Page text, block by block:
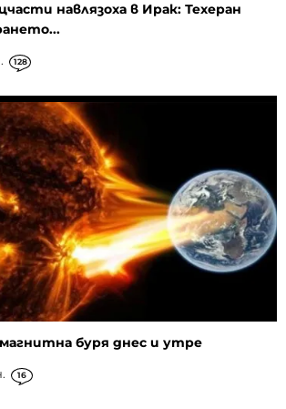
навлязоха в Ирак: Техеран
128
буря днес и утре
16